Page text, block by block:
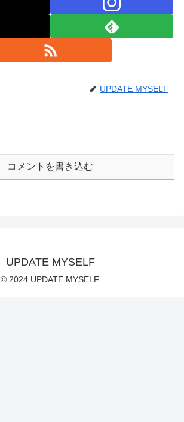
UPDATE MYSELF
コメントを書き込む
UPDATE MYSELF
© 2024 UPDATE MYSELF.